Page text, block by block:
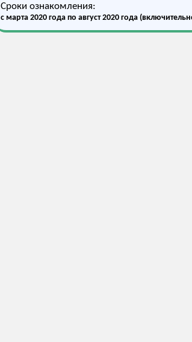
Сроки ознакомления:
с марта 2020 года по август 2020 года